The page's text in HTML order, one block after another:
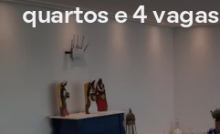
quartos e 4 vagas